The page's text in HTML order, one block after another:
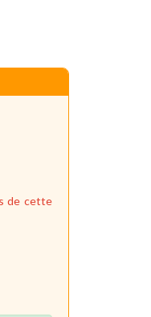
de cette